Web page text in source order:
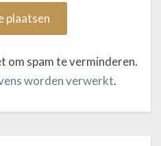
om spam te verminderen.
worden verwerkt.